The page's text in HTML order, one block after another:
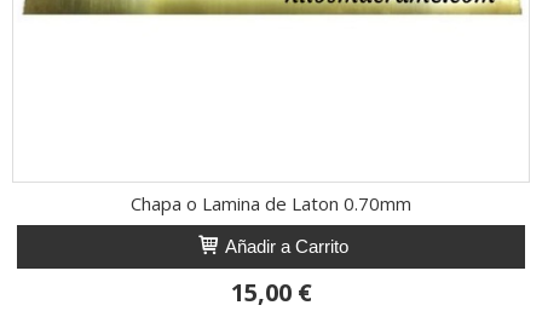
Chapa o Lamina de Laton 0.70mm
Añadir a Carrito
15,00 €